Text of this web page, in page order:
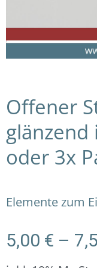
Offener
glänzend
oder 3x
Elemente zum
5,00 € –